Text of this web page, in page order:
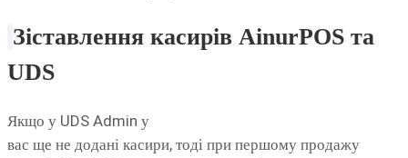
Зіставлення касирів AinurPOS та
UDS
Якщо у UDS Admin у
вас ще не додані касири, тоді при першому продажу